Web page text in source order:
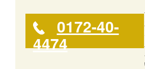
0172-40-
4474